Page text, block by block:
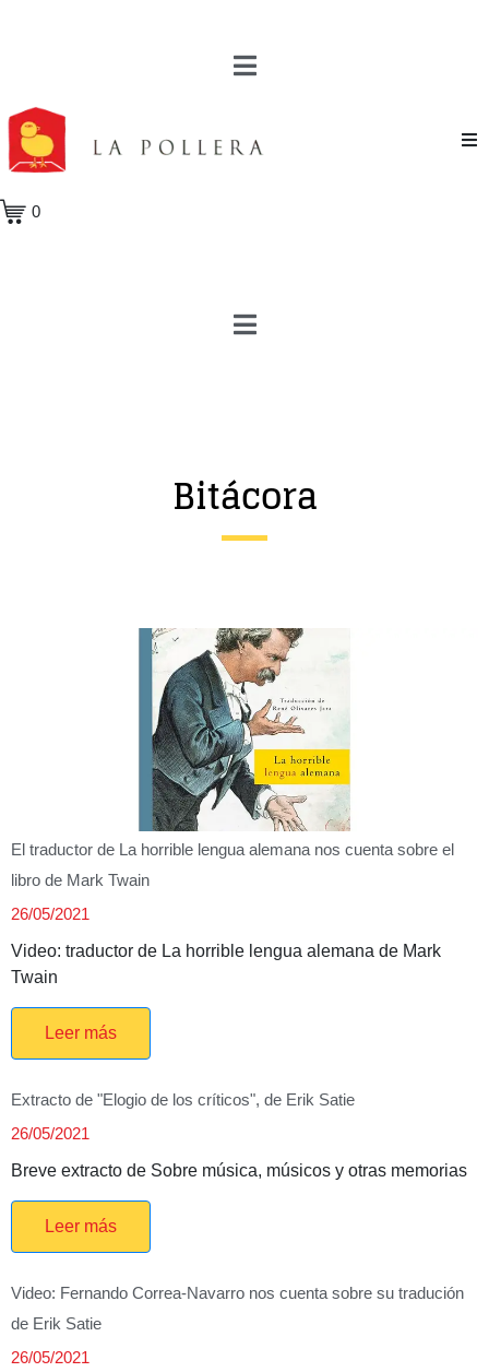
0
Bitácora
El traductor de La horrible lengua alemana nos cuenta sobre el
libro de Mark Twain
26/05/2021
Video: traductor de La horrible lengua alemana de Mark
Twain
Leer más
Extracto de "Elogio de los críticos", de Erik Satie
26/05/2021
Breve extracto de Sobre música, músicos y otras memorias
Leer más
Video: Fernando Correa-Navarro nos cuenta sobre su tradución
de Erik Satie
26/05/2021